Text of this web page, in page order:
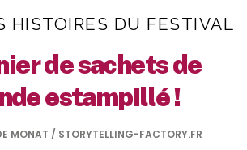
HISTOIRES DU FESTIVAL
de sachets de
estampillé !
MONAT / STORYTELLING-FACTORY.FR